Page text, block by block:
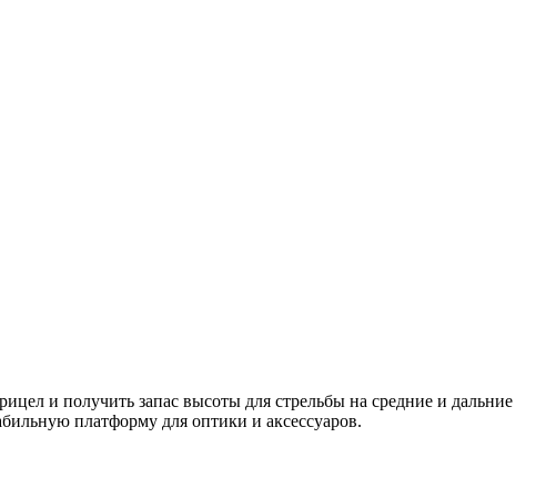
и получить запас высоты для стрельбы на средние и дальние
платформу для оптики и аксессуаров.